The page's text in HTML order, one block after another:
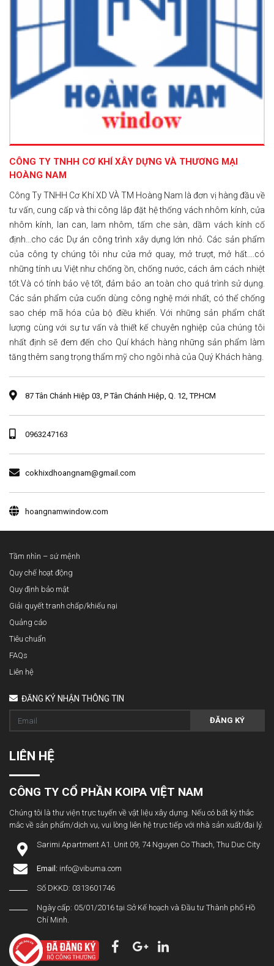
CÔNG TY TNHH CƠ KHÍ XÂY DỰNG VÀ THƯƠNG MẠI
HOÀNG NAM
Công Ty TNHH Cơ Khí XD VÀ TM Hoàng Nam là đơn vị hàng đầu về
tư vấn, cung cấp và thi công lắp đặt hệ thống vách nhôm kính, cửa
nhôm kính, lan can, lam nhôm, tấm che sàn, dầm vách kính cố
định…cho các Dự án công trình xây dựng lớn nhỏ. Các sản phẩm
của công ty chúng tôi như cửa mở quay, mở trượt, mở hất….có
những tính ưu Việt như chống ồn, chống nước, cách âm cách nhiệt
tốt.Và có tính bảo vệ tốt, đảm bảo an toàn cho quá trình sử dụng.
Các sản phẩm cửa cuốn dùng công nghệ mới nhất, có thể chống
sao chép mã hóa của bộ điều khiển. Với những sản phẩm chất
lượng cùng với sự tư vấn và thiết kế chuyên nghiệp của chúng tôi
nhất định sẽ đem đến cho Quí khách hàng những sản phẩm làm
tăng thêm sang trọng thẩm mỹ cho ngôi nhà của Quý Khách hàng.
87 Tân Chánh Hiệp 03, P Tân Chánh Hiệp, Q. 12, TP.HCM
0963247163
cokhixdhoangnam@gmail.com
hoangnamwindow.com
Tầm nhìn – sứ mệnh
Quy chế hoạt động
Quy định bảo mật
Giải quyết tranh chấp/khiếu nại
Quảng cáo
Tiêu chuẩn
FAQs
Liên hệ
ĐĂNG KÝ NHẬN THÔNG TIN
ĐĂNG KÝ
LIÊN HỆ
CÔNG TY CỔ PHẦN KOIPA VIỆT NAM
Chúng tôi là thư viện trực tuyến về vật liệu xây dựng. Nếu có bất kỳ thắc
mắc về sản phẩm/dịch vụ, vui lòng liên hệ trực tiếp với nhà sản xuất/đại lý.
Sarimi Apartment A1. Unit 09, 74 Nguyen Co Thach, Thu Duc City
Email: info@vibuma.com
Số DKKD: 0313601746
Ngày cấp: 05/01/2016 tại Sở Kế hoạch và Đầu tư Thành phố Hồ
Chí Minh.